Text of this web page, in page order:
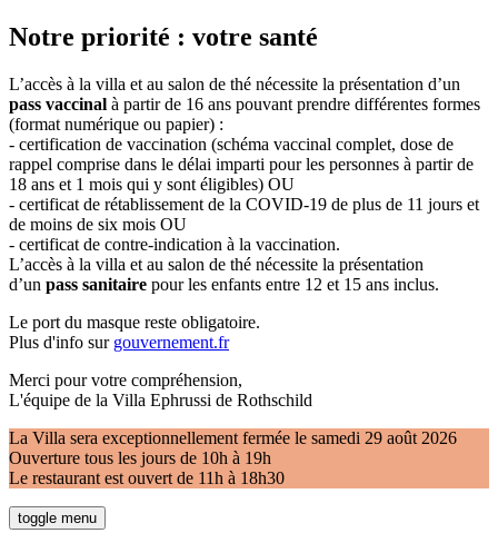
Notre priorité : votre santé
L’accès à la villa et au salon de thé nécessite la présentation d’un
pass vaccinal à partir de 16 ans pouvant prendre différentes formes
(format numérique ou papier) :
- certification de vaccination (schéma vaccinal complet, dose de
rappel comprise dans le délai imparti pour les personnes à partir de
18 ans et 1 mois qui y sont éligibles) OU
- certificat de rétablissement de la COVID-19 de plus de 11 jours et
de moins de six mois OU
- certificat de contre-indication à la vaccination.
L’accès à la villa et au salon de thé nécessite la présentation
d’un pass sanitaire pour les enfants entre 12 et 15 ans inclus.
Le port du masque reste obligatoire.
Plus d'info sur gouvernement.fr
Merci pour votre compréhension,
L'équipe de la Villa Ephrussi de Rothschild
La Villa sera exceptionnellement fermée le samedi 29 août 2026
Ouverture tous les jours de 10h à 19h
Le restaurant est ouvert de 11h à 18h30
toggle menu